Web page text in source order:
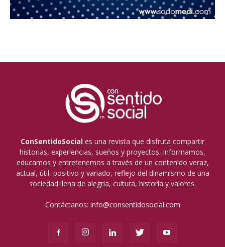
ConSentidoSocial es una revista que disfruta compartir
historias, experiencias, sueños y proyectos. Informamos,
educamos y entretenemos a través de un contenido veraz,
actual, útil, positivo y variado, reflejo del dinamismo de una
sociedad llena de alegría, cultura, historia y valores.
Contáctanos: info@consentidosocial.com